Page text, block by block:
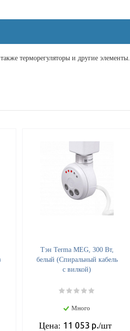
терморегуляторы и другие элементы.
Тэн Terma MEG, 300 Вт,
белый (Спиральный кабель
с вилкой)
Много
Цена: 11 053 р./шт